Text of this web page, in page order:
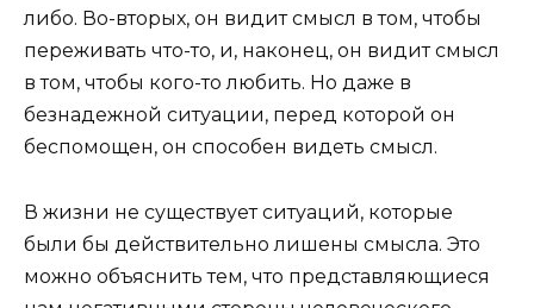
либо. Во-вторых, он видит смысл в том, чтобы
переживать что-то, и, наконец, он видит смысл
в том, чтобы кого-то любить. Но даже в
безнадежной ситуации, перед которой он
беспомощен, он способен видеть смысл.
В жизни не существует ситуаций, которые
были бы действительно лишены смысла. Это
можно объяснить тем, что представляющиеся